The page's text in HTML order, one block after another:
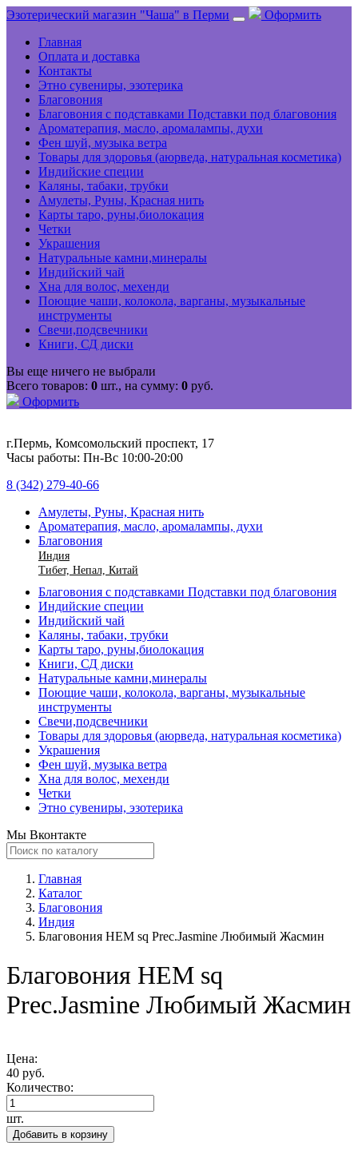
Эзотерический магазин "Чаша" в Перми
Оформить
Главная
Оплата и доставка
Контакты
Этно сувениры, эзотерика
Благовония
Благовония с подставками Подставки под благовония
Ароматерапия, масло, аромалампы, духи
Фен шуй, музыка ветра
Товары для здоровья (аюрведа, натуральная косметика)
Индийские специи
Каляны, табаки, трубки
Амулеты, Руны, Красная нить
Карты таро, руны,биолокация
Четки
Украшения
Натуральные камни,минералы
Индийский чай
Хна для волос, мехенди
Поющие чаши, колокола, варганы, музыкальные
инструменты
Свечи,подсвечники
Книги, СД диски
Вы еще ничего не выбрали
Всего товаров: 0 шт., на сумму: 0 руб.
Оформить
г.Пермь, Комсомольский проспект, 17
Часы работы: Пн-Вс 10:00-20:00
8 (342) 279-40-66
Амулеты, Руны, Красная нить
Ароматерапия, масло, аромалампы, духи
Благовония
Индия
Тибет, Непал, Китай
Благовония с подставками Подставки под благовония
Индийские специи
Индийский чай
Каляны, табаки, трубки
Карты таро, руны,биолокация
Книги, СД диски
Натуральные камни,минералы
Поющие чаши, колокола, варганы, музыкальные
инструменты
Свечи,подсвечники
Товары для здоровья (аюрведа, натуральная косметика)
Украшения
Фен шуй, музыка ветра
Хна для волос, мехенди
Четки
Этно сувениры, эзотерика
Мы Вконтакте
Главная
Каталог
Благовония
Индия
Благовония HEM sq Prec.Jasmine Любимый Жасмин
Благовония HEM sq
Prec.Jasmine Любимый Жасмин
Цена:
40 руб.
Количество:
шт.
Добавить в корзину